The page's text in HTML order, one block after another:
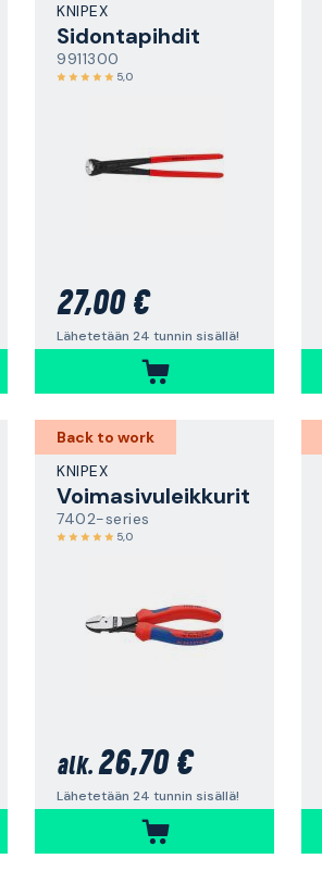
KNIPEX
Sidontapihdit
9911300
5,0
27,00 €
Lähetetään 24 tunnin sisällä!
Back to work
KNIPEX
Voimasivuleikkurit
7402-series
5,0
alk. 26,70 €
Lähetetään 24 tunnin sisällä!